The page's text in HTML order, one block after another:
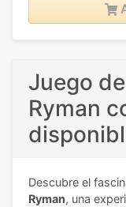
Juego
Ryman
Descubre el
Ryman, una